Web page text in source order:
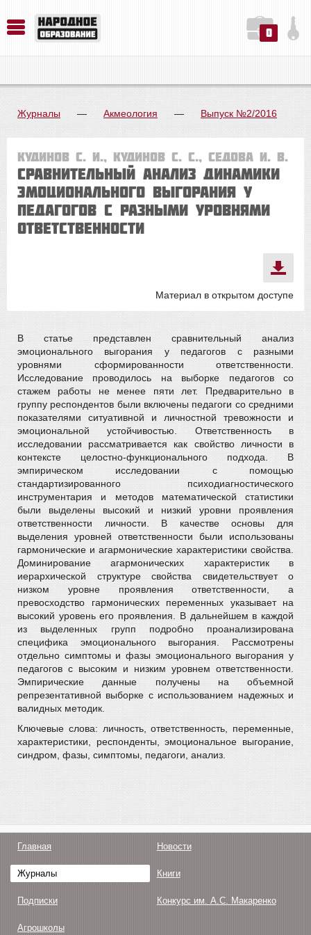
0
Журналы — Акмеология — Выпуск №2/2016
Кудинов С. И., Кудинов С. С., Седова И. В.
СРАВНИТЕЛЬНЫЙ АНАЛИЗ ДИНАМИКИ
ЭМОЦИОНАЛЬНОГО ВЫГОРАНИЯ У
ПЕДАГОГОВ С РАЗНЫМИ УРОВНЯМИ
ОТВЕТСТВЕННОСТИ
Материал в открытом доступе
В статье представлен сравнительный анализ
эмоционального выгорания у педагогов с разными
уровнями сформированности ответственности.
Исследование проводилось на выборке педагогов со
стажем работы не менее пяти лет. Предварительно в
группу респондентов были включены педагоги со средними
показателями ситуативной и личностной тревожности и
эмоциональной устойчивостью. Ответственность в
исследовании рассматривается как свойство личности в
контексте целостно-функционального подхода. В
эмпирическом исследовании с помощью
стандартизированного психодиагностического
инструментария и методов математической статистики
были выделены высокий и низкий уровни проявления
ответственности личности. В качестве основы для
выделения уровней ответственности были использованы
гармонические и агармонические характеристики свойства.
Доминирование агармонических характеристик в
иерархической структуре свойства свидетельствует о
низком уровне проявления ответственности, а
превосходство гармонических переменных указывает на
высокий уровень его проявления. В дальнейшем в каждой
из выделенных групп подробно проанализирована
специфика эмоционального выгорания. Рассмотрены
отдельно симптомы и фазы эмоционального выгорания у
педагогов с высоким и низким уровнем ответственности.
Эмпирические данные получены на объемной
репрезентативной выборке с использованием надежных и
валидных методик.
Ключевые слова: личность, ответственность, переменные,
характеристики, респонденты, эмоциональное выгорание,
синдром, фазы, симптомы, педагоги, анализ.
Главная Новости
Журналы Книги
Подписки Конкурс им. А.С. Макаренко
Агрошколы